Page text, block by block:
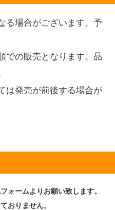
る場合がございます。予
での販売となります。品
は発売が前後する場合が
ォームよりお願い致します。
おりません。